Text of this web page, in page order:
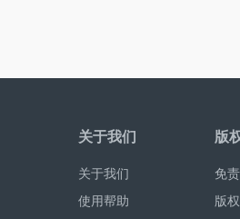
关于我们
关于我们
使用帮助
版
免
版